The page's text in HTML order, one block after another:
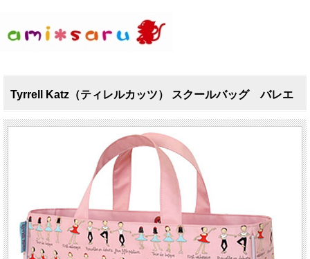
Tyrrell Katz（ティレルカッツ） スクールバッグ バレエ